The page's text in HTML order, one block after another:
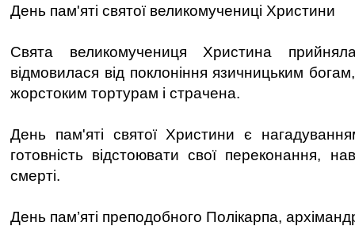
День пам'яті святої великомучениці Христини
Свята великомучениця Христина
відмовилася від поклоніння язичницьким
жорстоким тортурам і страчена.
День пам'яті святої Христини є
готовність відстоювати свої переконання,
смерті.
День пам’яті преподобного Полікарпа,